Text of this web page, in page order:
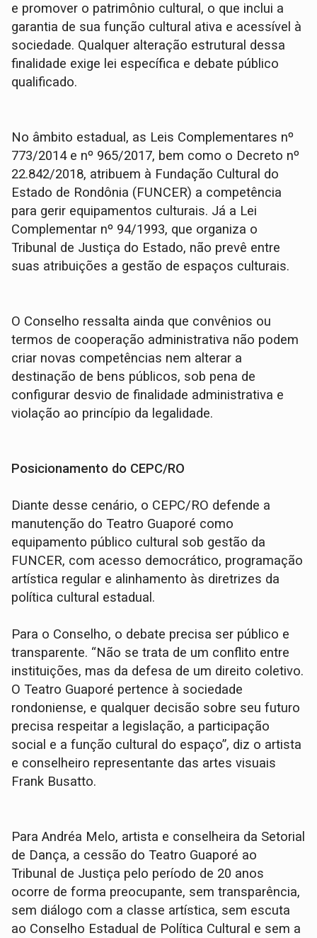
e promover o patrimônio cultural, o que inclui a
garantia de sua função cultural ativa e acessível à
sociedade. Qualquer alteração estrutural dessa
finalidade exige lei específica e debate público
qualificado.
No âmbito estadual, as Leis Complementares nº
773/2014 e nº 965/2017, bem como o Decreto nº
22.842/2018, atribuem à Fundação Cultural do
Estado de Rondônia (FUNCER) a competência
para gerir equipamentos culturais. Já a Lei
Complementar nº 94/1993, que organiza o
Tribunal de Justiça do Estado, não prevê entre
suas atribuições a gestão de espaços culturais.
O Conselho ressalta ainda que convênios ou
termos de cooperação administrativa não podem
criar novas competências nem alterar a
destinação de bens públicos, sob pena de
configurar desvio de finalidade administrativa e
violação ao princípio da legalidade.
Posicionamento do CEPC/RO
Diante desse cenário, o CEPC/RO defende a
manutenção do Teatro Guaporé como
equipamento público cultural sob gestão da
FUNCER, com acesso democrático, programação
artística regular e alinhamento às diretrizes da
política cultural estadual.
Para o Conselho, o debate precisa ser público e
transparente. “Não se trata de um conflito entre
instituições, mas da defesa de um direito coletivo.
O Teatro Guaporé pertence à sociedade
rondoniense, e qualquer decisão sobre seu futuro
precisa respeitar a legislação, a participação
social e a função cultural do espaço”, diz o artista
e conselheiro representante das artes visuais
Frank Busatto.
Para Andréa Melo, artista e conselheira da Setorial
de Dança, a cessão do Teatro Guaporé ao
Tribunal de Justiça pelo período de 20 anos
ocorre de forma preocupante, sem transparência,
sem diálogo com a classe artística, sem escuta
ao Conselho Estadual de Política Cultural e sem a